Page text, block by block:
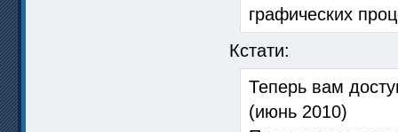
графических
Кстати:
Теперь вам
(июнь 2010)